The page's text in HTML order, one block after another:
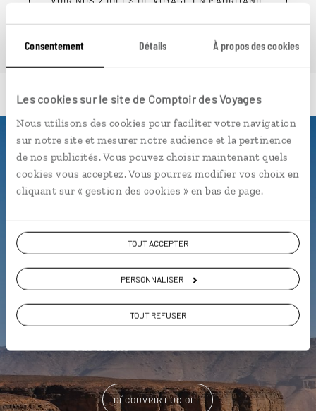
Consentement Détails À propos des cookies
Les cookies sur le site de Comptoir des Voyages
Nous utilisons des cookies pour faciliter votre navigation
sur notre site et mesurer notre audience et la pertinence
de nos publicités. Vous pouvez choisir maintenant quels
cookies vous acceptez. Vous pourrez modifier vos choix en
cliquant sur « gestion des cookies » en bas de page.
TOUT ACCEPTER
PERSONNALISER
TOUT REFUSER
Luciole,
l'appli qui vous guide en
Toutes vos étapes sur notre carte
interactive
La playlist de votre voyage
Nos bonnes adresses géolocalisées
L'album souvenirs à composer
DÉCOUVRIR LUCIOLE